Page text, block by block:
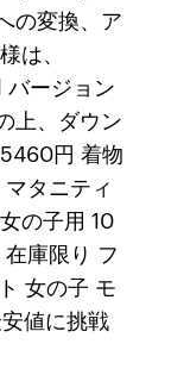
の変換、ア
は、
バージョン
上、ダウン
円 着物
タニティ
の子用 10
庫限り フ
女の子 モ
値に挑戦